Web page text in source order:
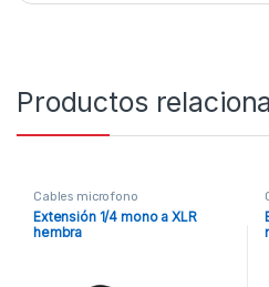
Productos
Cables microfono
Extensión 1/4 mono a XLR
hembra